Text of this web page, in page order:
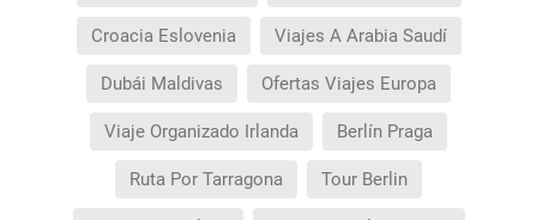
Croacia Eslovenia Viajes A Arabia Saudí
Dubái Maldivas Ofertas Viajes Europa
Viaje Organizado Irlanda Berlín Praga
Ruta Por Tarragona Tour Berlin